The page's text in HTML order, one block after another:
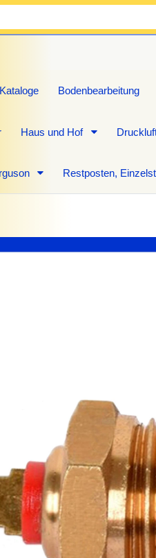
Kataloge Bodenbearbeitung
Haus und Hof
Restposten,